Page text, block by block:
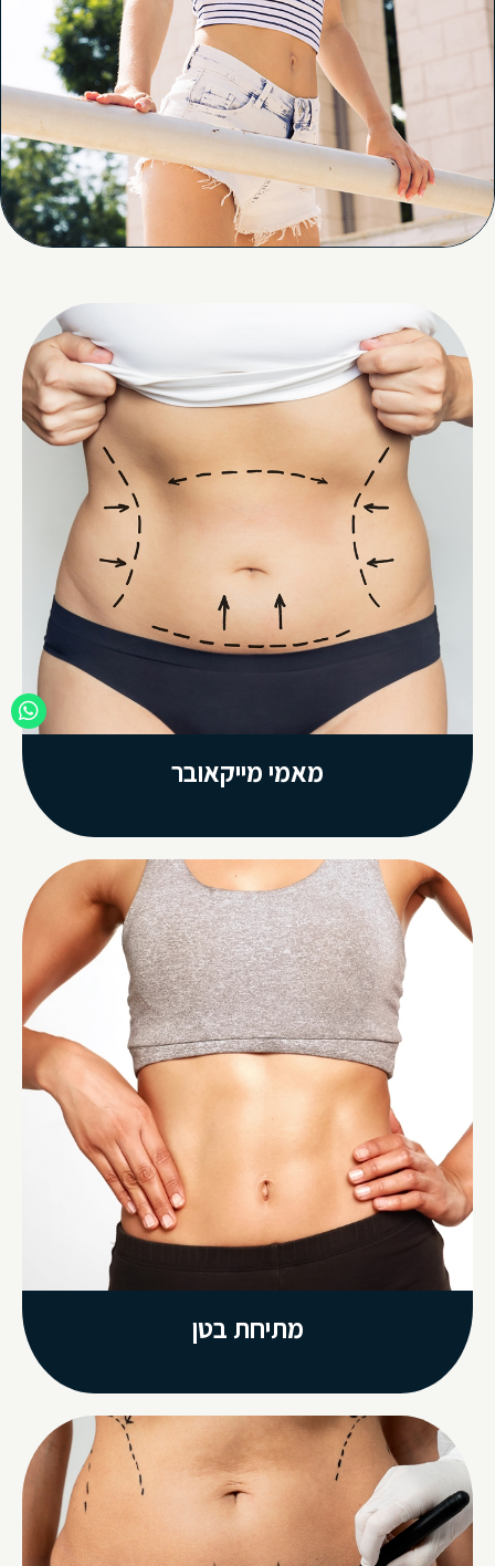
מאמי מייקאובר
מתיחת בטן